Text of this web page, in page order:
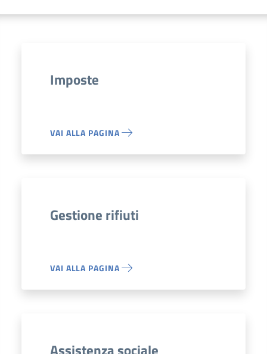
Imposte
VAI ALLA PAGINA
Gestione rifiuti
VAI ALLA PAGINA